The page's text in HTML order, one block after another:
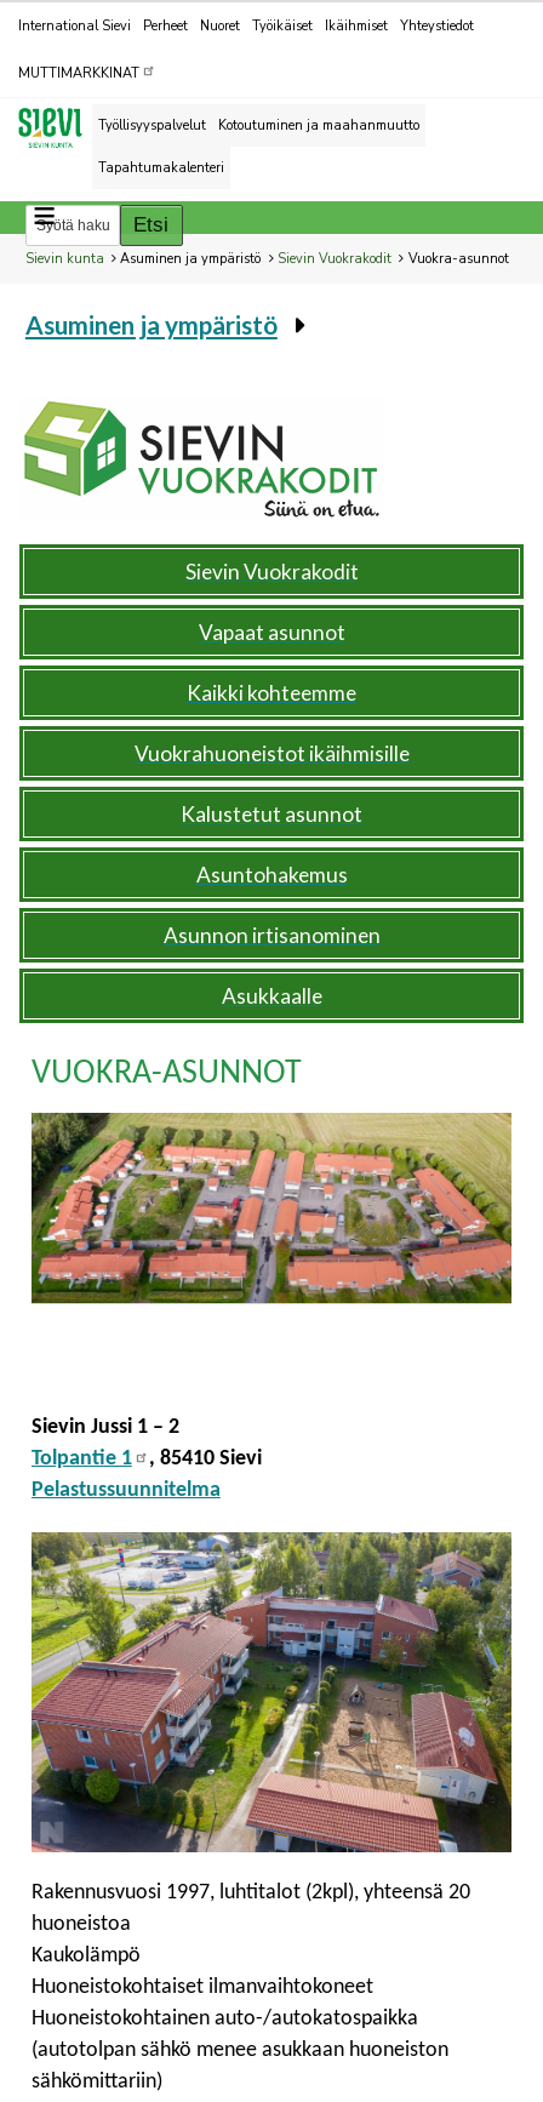
Kohderyhmät
International Sievi Perheet Nuoret Työikäiset Ikäihmiset Yhteystiedot
MUTTIMARKKINAT
Työllisyyspalvelut Kotoutuminen ja maahanmuutto
Tapahtumakalenteri
Breadcrumbs
You
here:
Sievin kunta Asuminen ja ympäristö Sievin Vuokrakodit Vuokra-asunnot
You
Asuminen ja ympäristö
Sievin Vuokrakodit
Vapaat asunnot
Kaikki kohteemme
Vuokrahuoneistot ikäihmisille
Kalustetut asunnot
Asuntohakemus
Asunnon irtisanominen
Asukkaalle
VUOKRA-ASUNNOT
Sievin Jussi 1 – 2
Tolpantie 1
, 85410 Sievi
Pelastussuunnitelma
Rakennusvuosi 1997, luhtitalot (2kpl), yhteensä 20
huoneistoa
Kaukolämpö
Huoneistokohtaiset ilmanvaihtokoneet
Huoneistokohtainen auto-/autokatospaikka
(autotolpan sähkö menee asukkaan huoneiston
sähkömittariin)